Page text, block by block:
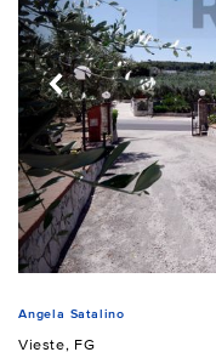
Angela Satalino
Vieste, FG